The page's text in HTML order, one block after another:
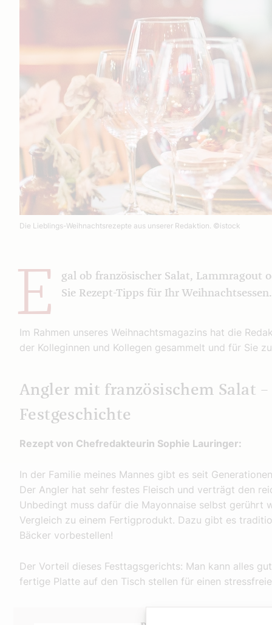
Die Lieblings-Weihnachtsrezepte aus unserer Redaktion. ©istock
E
gal ob französischer Salat, Lammragout
Sie Rezept-Tipps für Ihr Weihnachtsessen.
Im Rahmen unseres Weihnachtsmagazins hat die
der Kolleginnen und Kollegen gesammelt und für Sie
Angler mit französischem Salat
Festgeschichte
Rezept von Chefredakteurin Sophie Lauringer:
In der Familie meines Mannes gibt es seit
Der Angler hat sehr festes Fleisch und verträgt den
Unbedingt muss dafür die Mayonnaise selbst gerührt
Vergleich zu einem Fertigprodukt. Dazu gibt es
Bäcker vorbestellen!
Der Vorteil dieses Festtagsgerichts: Man kann alles
fertige Platte auf den Tisch stellen für einen